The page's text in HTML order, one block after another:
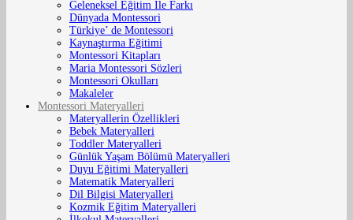
Geleneksel Eğitim İle Farkı
Dünyada Montessori
Türkiye’ de Montessori
Kaynaştırma Eğitimi
Montessori Kitapları
Maria Montessori Sözleri
Montessori Okulları
Makaleler
Montessori Materyalleri
Materyallerin Özellikleri
Bebek Materyalleri
Toddler Materyalleri
Günlük Yaşam Bölümü Materyalleri
Duyu Eğitimi Materyalleri
Matematik Materyalleri
Dil Bilgisi Materyalleri
Kozmik Eğitim Materyalleri